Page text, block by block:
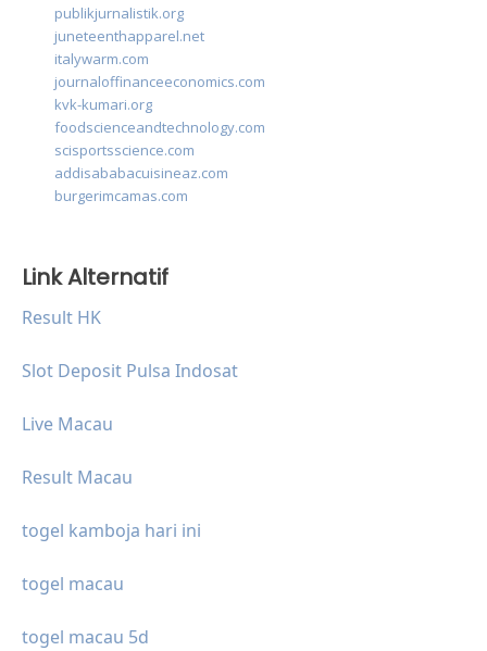
publikjurnalistik.org
juneteenthapparel.net
italywarm.com
journaloffinanceeconomics.com
kvk-kumari.org
foodscienceandtechnology.com
scisportsscience.com
addisababacuisineaz.com
burgerimcamas.com
Link Alternatif
Result HK
Slot Deposit Pulsa Indosat
Live Macau
Result Macau
togel kamboja hari ini
togel macau
togel macau 5d